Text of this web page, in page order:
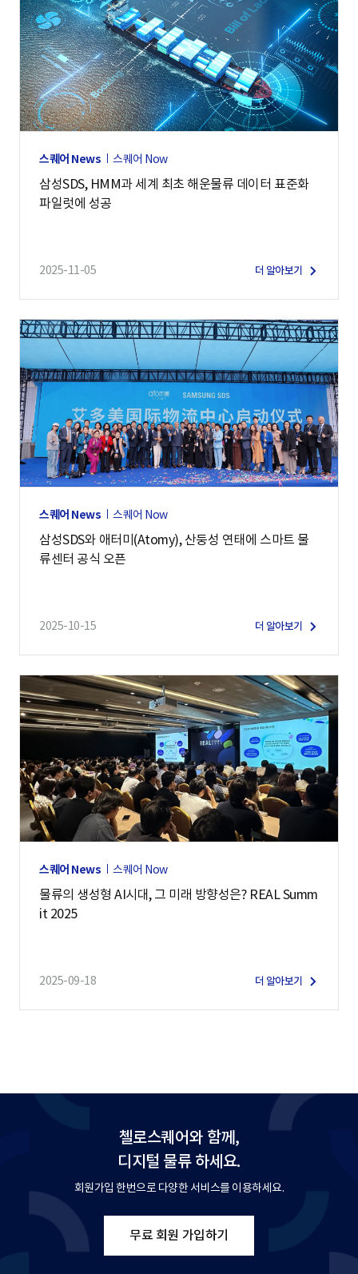
스퀘어 News 스퀘어 Now
삼성SDS, HMM과 세계 최초 해운물류 데이터 표준화
파일럿에 성공
2025-11-05 더 알아보기
스퀘어 News 스퀘어 Now
삼성SDS와 애터미(Atomy), 산둥성 연태에 스마트 물
류센터 공식 오픈
2025-10-15 더 알아보기
스퀘어 News 스퀘어 Now
물류의 생성형 AI시대, 그 미래 방향성은? REAL Summ
it 2025
2025-09-18 더 알아보기
첼로스퀘어와 함께,
디지털 물류 하세요.
회원가입 한번으로 다양한 서비스를 이용하세요.
무료 회원 가입하기